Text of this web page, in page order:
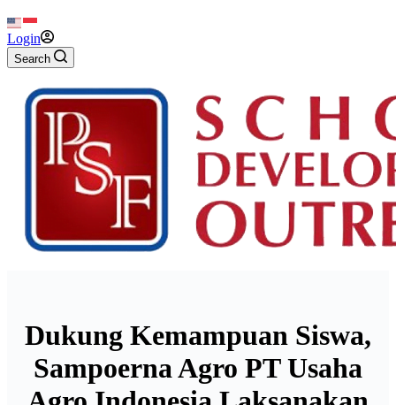
Login
Search
Dukung Kemampuan Siswa,
Sampoerna Agro PT Usaha